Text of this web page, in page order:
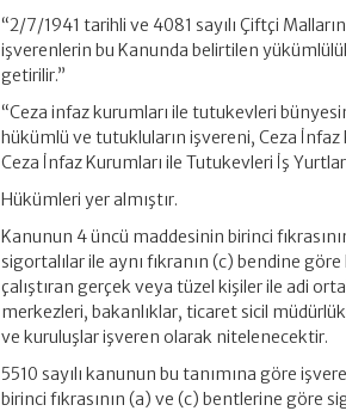
“2/7/1941 tarihli ve 4081 sayılı Çiftçi
işverenlerin bu Kanunda belirtilen
getirilir.”
“Ceza infaz kurumları ile tutukevleri
hükümlü ve tutukluların işvereni, Ceza
Ceza İnfaz Kurumları ile Tutukevleri İş
Hükümleri yer almıştır.
Kanunun 4 üncü maddesinin birinci
sigortalılar ile aynı fıkranın (c) bendine
çalıştıran gerçek veya tüzel kişiler ile adi
merkezleri, bakanlıklar, ticaret sicil
ve kuruluşlar işveren olarak nitelenecektir.
5510 sayılı kanunun bu tanımına göre
birinci fıkrasının (a) ve (c) bentlerine göre